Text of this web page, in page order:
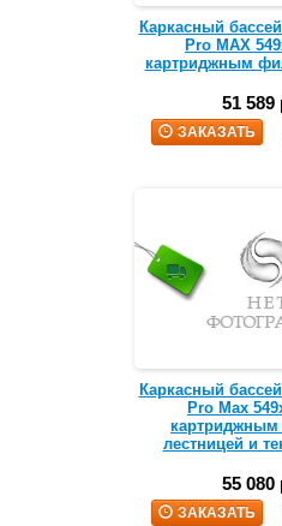
Каркасный
Pro MAX
картриджным
51 589
ЗАКАЗАТЬ
Каркасный
Pro Max
лестницей и
55 080
ЗАКАЗАТЬ